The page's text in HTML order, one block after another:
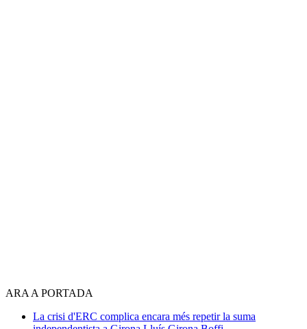
ARA A PORTADA
La crisi d'ERC complica encara més repetir la suma